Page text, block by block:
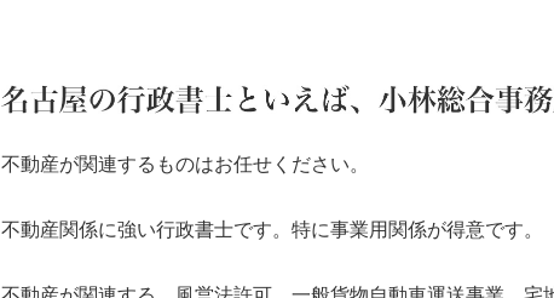
不動産が関連するものはお任せください。
不動産関係に強い行政書士です。特に事業用関係が得意です。